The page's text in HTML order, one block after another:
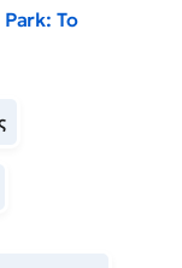
Park: Το